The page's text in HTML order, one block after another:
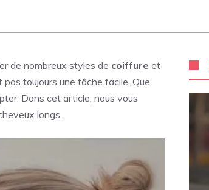
de nombreux styles de coiffure et
toujours une tâche facile. Que
Dans cet article, nous vous
longs.